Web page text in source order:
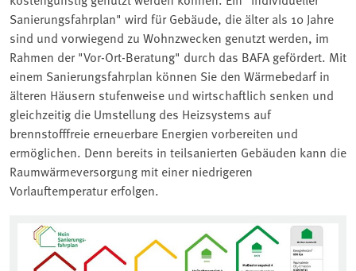
Sanierungsfahrplan" wird für Gebäude, die älter als 10 Jahre
sind und vorwiegend zu Wohnzwecken genutzt werden, im
Rahmen der "Vor-Ort-Beratung" durch das BAFA gefördert. Mit
einem Sanierungsfahrplan können Sie den Wärmebedarf in
älteren Häusern stufenweise und wirtschaftlich senken und
gleichzeitig die Umstellung des Heizsystems auf
brennstofffreie erneuerbare Energien vorbereiten und
ermöglichen. Denn bereits in teilsanierten Gebäuden kann die
Raumwärmeversorgung mit einer niedrigeren
Vorlauftemperatur erfolgen.